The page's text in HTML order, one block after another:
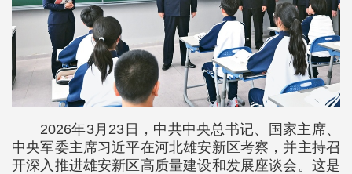
2026年3月23日，中共中央总书记、国家主席、
中央军委主席习近平在河北雄安新区考察，并主持召
开深入推进雄安新区高质量建设和发展座谈会。这是